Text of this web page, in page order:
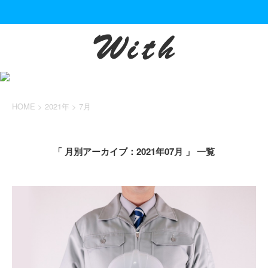
HOME > 2021年 > 7月
「 月別アーカイブ：2021年07月 」 一覧